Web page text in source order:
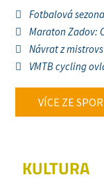
Fotbalová
Maraton Zadov:
Návrat z
VMTB cycling
VÍCE ZE
KULTURA